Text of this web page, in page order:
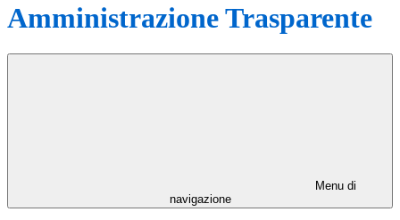
Amministrazione Trasparente
Menu di
navigazione